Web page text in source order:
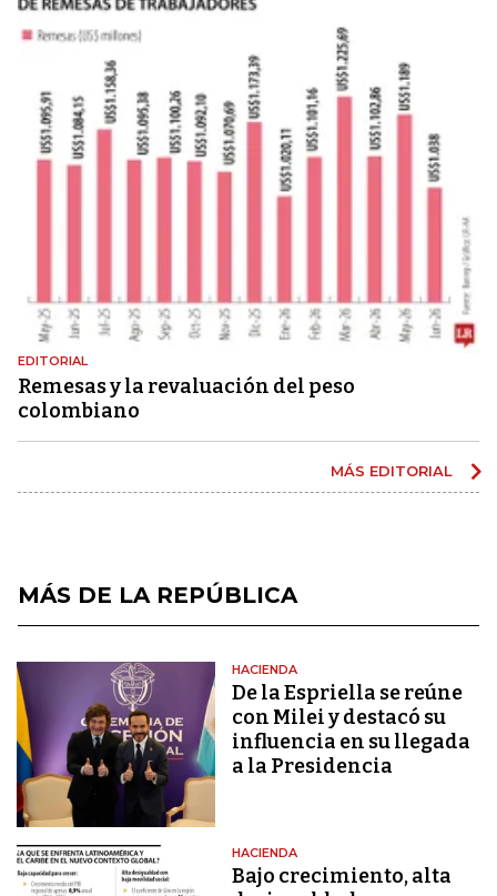
EDITORIAL
Remesas y la revaluación del peso
colombiano
MÁS EDITORIAL
MÁS DE LA REPÚBLICA
HACIENDA
De la Espriella se reúne
con Milei y destacó su
influencia en su llegada
a la Presidencia
HACIENDA
Bajo crecimiento, alta